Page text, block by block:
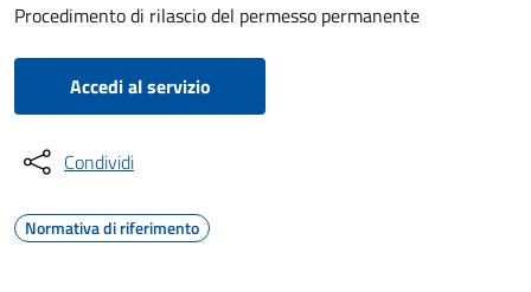
Procedimento di rilascio del permesso permanente
Accedi al servizio
Condividi
Normativa di riferimento